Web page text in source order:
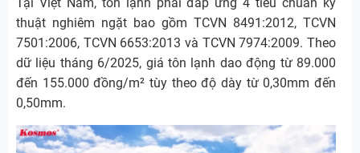
thuật nghiêm ngặt bao gồm TCVN 8491:2012, TCVN
7501:2006, TCVN 6653:2013 và TCVN 7974:2009. Theo
dữ liệu tháng 6/2025, giá tôn lạnh dao động từ 89.000
đến 155.000 đồng/m² tùy theo độ dày từ 0,30mm đến
0,50mm.